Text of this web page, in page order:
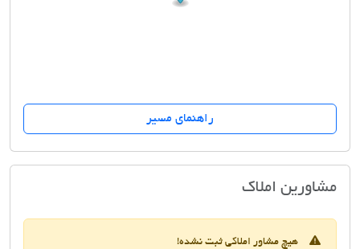
راهنمای مسیر
مشاورین املاکمسکن نیاورانی
هیچ مشاور املاکی ثبت نشده!